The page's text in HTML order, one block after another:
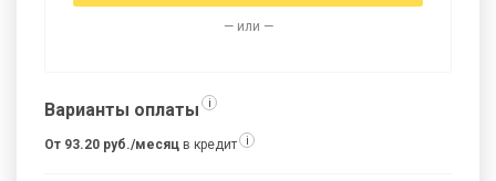
— или —
Варианты оплаты i
От 93.20 руб./месяц в кредит i